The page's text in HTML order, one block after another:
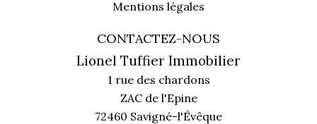
Mentions légales
CONTACTEZ-NOUS
Lionel Tuffier Immobilier
1 rue des chardons
ZAC de l'Epine
72460 Savigné-l'Évêque